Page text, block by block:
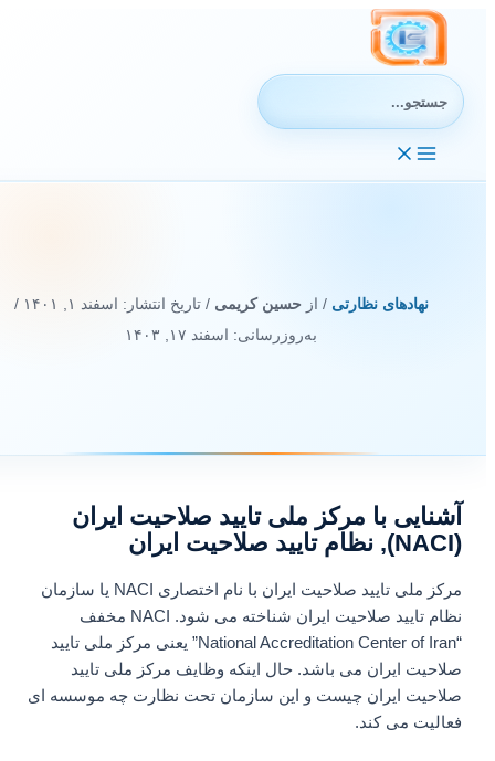
جستجوی:
نهادهای نظارتی/ از حسین کریمی / تاریخ انتشار: اسفند ۱, ۱۴۰۱
/
به‌روزرسانی: اسفند ۱۷, ۱۴۰۳
آشنایی با مرکز ملی تایید صلاحیت ایران
مرکز ملی تایید صلاحیت ایران با نام اختصاری NACI یا سازمان
نظام تایید صلاحیت ایران شناخته می شود. NACI مخفف
“National Accreditation Center of Iran” یعنی مرکز ملی تایید
صلاحیت ایران می باشد. حال اینکه وظایف مرکز ملی تایید
صلاحیت ایران چیست و این سازمان تحت نظارت چه موسسه ای
فعالیت می کند.